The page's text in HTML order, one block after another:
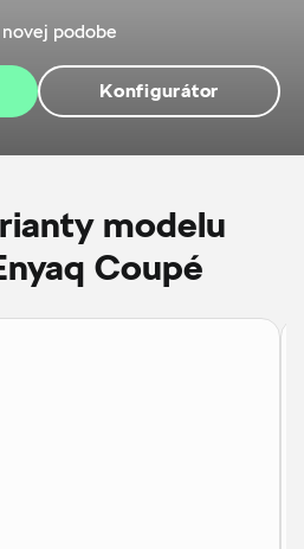
podobe
Konfigurátor
modelu
Coupé